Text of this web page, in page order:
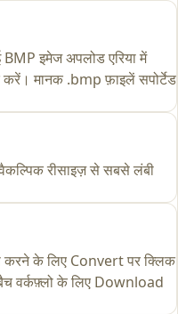
इमेज अपलोड एरिया में
मानक .bmp फ़ाइलें सपोर्टेड
रीसाइज़ से सबसे लंबी
करने के लिए Convert पर क्लिक
वर्कफ़्लो के लिए Download